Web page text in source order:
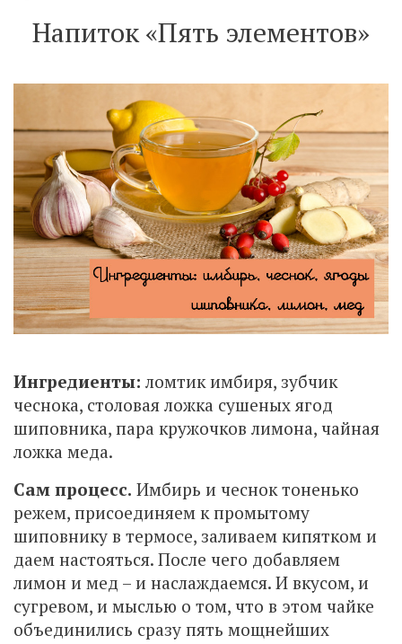
Напиток «Пять элементов»
Ингредиенты: ломтик имбиря, зубчик
чеснока, столовая ложка сушеных ягод
шиповника, пара кружочков лимона, чайная
ложка меда.
Сам процесс. Имбирь и чеснок тоненько
режем, присоединяем к промытому
шиповнику в термосе, заливаем кипятком и
даем настояться. После чего добавляем
лимон и мед – и наслаждаемся. И вкусом, и
сугревом, и мыслью о том, что в этом чайке
объединились сразу пять мощнейших